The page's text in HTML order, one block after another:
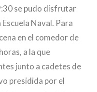
se pudo disfrutar
Naval. Para
en el comedor de
a la que
junto a cadetes de
presidida por el